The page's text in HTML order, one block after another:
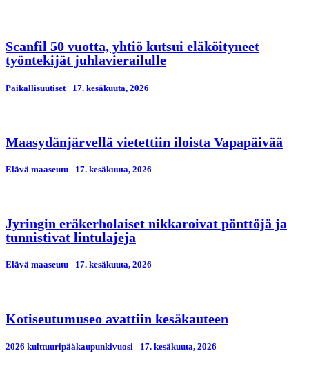
Scanfil 50 vuotta, yhtiö kutsui eläköityneet
työntekijät juhlavierailulle
Paikallisuutiset 17. kesäkuuta, 2026
Maasydänjärvellä vietettiin iloista Vapapäivää
Elävä maaseutu 17. kesäkuuta, 2026
Jyringin eräkerholaiset nikkaroivat pönttöjä ja
tunnistivat lintulajeja
Elävä maaseutu 17. kesäkuuta, 2026
Kotiseutumuseo avattiin kesäkauteen
2026 kulttuuripääkaupunkivuosi 17. kesäkuuta, 2026